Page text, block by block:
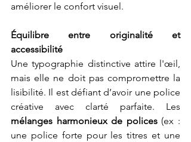
améliorer le confort visuel.
Équilibre entre originalité et
accessibilité
Une typographie distinctive attire l'œil,
mais elle ne doit pas compromettre la
lisibilité. Il est défiant d’avoir une police
mélanges harmonieux de polices (ex :
une police forte pour les titres et une